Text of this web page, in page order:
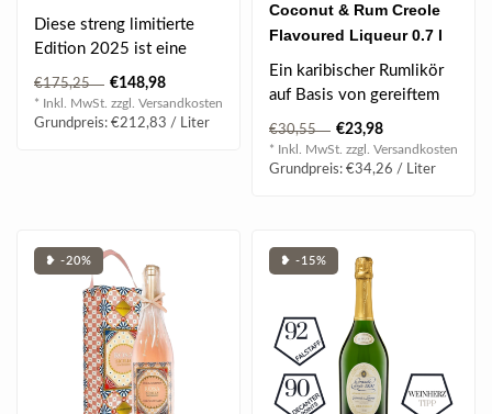
Shepherd Reposado
"Operation Milagro"
40% vol
Diese streng limitierte
Edition 2025 ist eine
Hommage an die mutige
Arbeit von S..
€175,25 €148,98
* Inkl. MwSt. zzgl. Versandkosten
Grundpreis: €212,83 / Liter
Coconut & Rum Creole
Flavoured Liqueur 0.7 l
40% vol
Ein karibischer Rumlikör
auf Basis von gereiftem
Melasse-Rum. Verfeinert
mit Ko..
€30,55 €23,98
* Inkl. MwSt. zzgl. Versandkosten
Grundpreis: €34,26 / Liter
❥ -20% ❥ -15%